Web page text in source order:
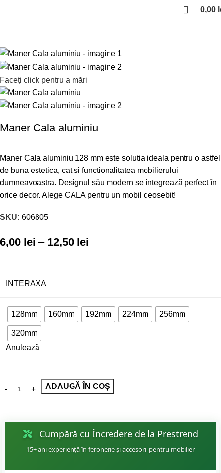
0,00
Faceți click pentru a mări
Maner Cala aluminiu
Maner Cala aluminiu 128 mm este solutia ideala pentru o astfel
de buna estetica, cat si functionalitatea mobilierului
dumneavoastra. Designul său modern se integrează perfect în
orice decor. Alege CALA pentru un mobil deosebit!
SKU: 606805
6,00 lei – 12,50 lei
INTERAXA
128mm 160mm 192mm 224mm 256mm
320mm
Anulează
ADAUGĂ ÎN COȘ
Cumpără cu Încredere de la Prestrend
15+ ani experiență în feronerie și accesorii pentru mobilier